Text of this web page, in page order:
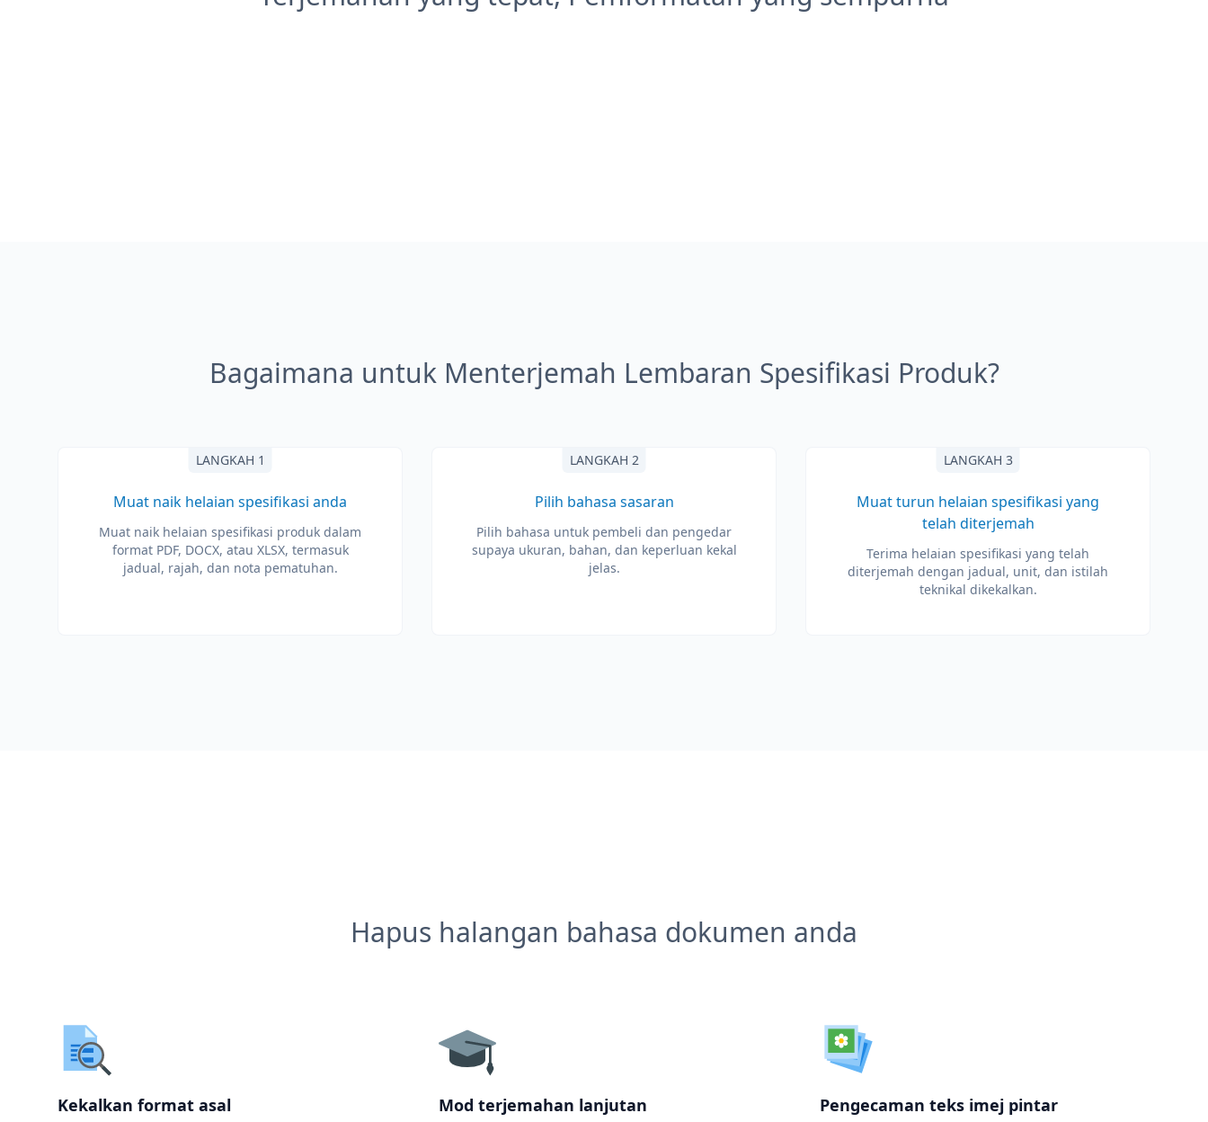
Bagaimana untuk Menterjemah Lembaran Spesifikasi Produk?
LANGKAH 1
Muat naik helaian spesifikasi anda
Muat naik helaian spesifikasi produk dalam
format PDF, DOCX, atau XLSX, termasuk
jadual, rajah, dan nota pematuhan.
LANGKAH 2
Pilih bahasa sasaran
Pilih bahasa untuk pembeli dan pengedar
supaya ukuran, bahan, dan keperluan kekal
jelas.
LANGKAH 3
Muat turun helaian spesifikasi yang
telah diterjemah
Terima helaian spesifikasi yang telah
diterjemah dengan jadual, unit, dan istilah
teknikal dikekalkan.
Hapus halangan bahasa dokumen anda
Kekalkan format asal Mod terjemahan lanjutan Pengecaman teks imej pintar